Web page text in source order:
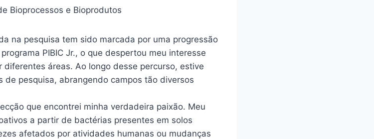
Bioprocessos e Bioprodutos
na pesquisa tem sido marcada por uma progressão
PIBIC Jr., o que despertou meu interesse
diferentes áreas. Ao longo desse percurso, estive
de pesquisa, abrangendo campos tão diversos
que encontrei minha verdadeira paixão. Meu
a partir de bactérias presentes em solos
afetados por atividades humanas ou mudanças